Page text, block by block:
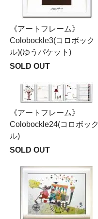
《アートフレーム》
Colobockle3(コロボック
ル)(ゆうパケット)
SOLD OUT
《アートフレーム》
Colobockle24(コロボック
ル)
SOLD OUT